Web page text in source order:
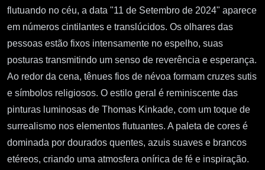
flutuando no céu, a data "11 de Setembro de 2024" aparece
em números cintilantes e translúcidos. Os olhares das
pessoas estão fixos intensamente no espelho, suas
posturas transmitindo um senso de reverência e esperança.
Ao redor da cena, tênues fios de névoa formam cruzes sutis
e símbolos religiosos. O estilo geral é reminiscente das
pinturas luminosas de Thomas Kinkade, com um toque de
surrealismo nos elementos flutuantes. A paleta de cores é
dominada por dourados quentes, azuis suaves e brancos
etéreos, criando uma atmosfera onírica de fé e inspiração.